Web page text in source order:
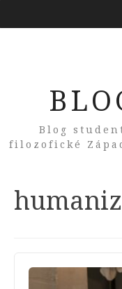
Blog
filozofické
Tag: